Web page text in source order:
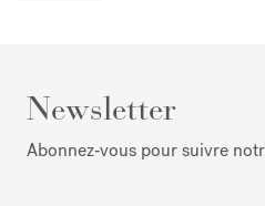
Newsletter
Abonnez‑vous pour suivre